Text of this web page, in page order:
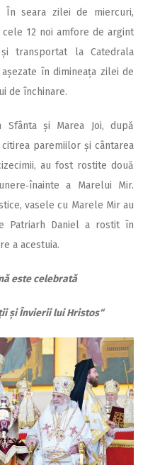
În seara zilei de miercuri,
12 noi amfore de argint
transportat la Catedrala
în dimineața zilei de
de închinare.
și Marea Joi, după
paremiilor și cântarea
au fost rostite două
a Marelui Mir.
vasele cu Marele Mir au
Patriarh Daniel a rostit în
a acestuia.
este celebrată
și Învierii lui Hristos“